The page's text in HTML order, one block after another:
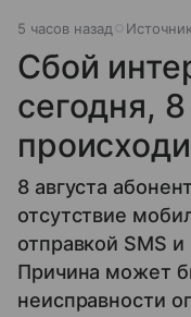
5 часов назад
Сбой
сегодня, 8
8 августа
отсутствие
отправкой SMS
Причина может
неисправности